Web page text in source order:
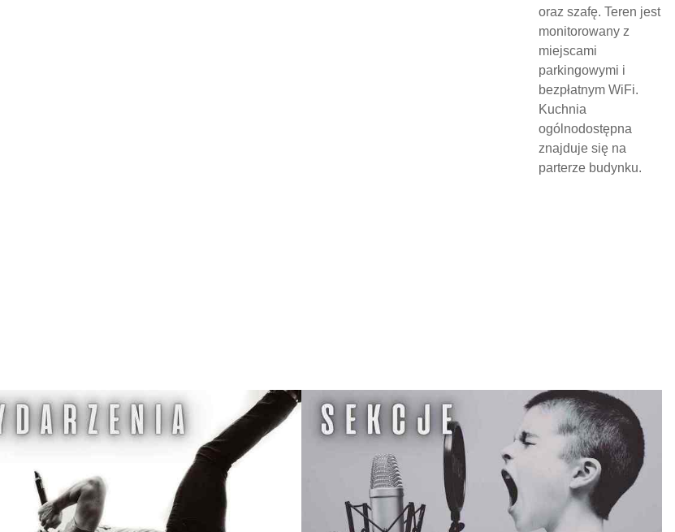
oraz szafę. Teren jest
monitorowany z
miejscami
parkingowymi i
bezpłatnym WiFi.
Kuchnia
ogólnodostępna
znajduje się na
parterze budynku.